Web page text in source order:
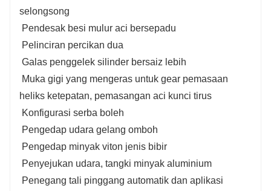
selongsong
Pendesak besi mulur aci bersepadu
Pelinciran percikan dua
Galas penggelek silinder bersaiz lebih
Muka gigi yang mengeras untuk gear pemasaan
heliks ketepatan, pemasangan aci kunci tirus
Konfigurasi serba boleh
Pengedap udara gelang omboh
Pengedap minyak viton jenis bibir
Penyejukan udara, tangki minyak aluminium
Penegang tali pinggang automatik dan aplikasi